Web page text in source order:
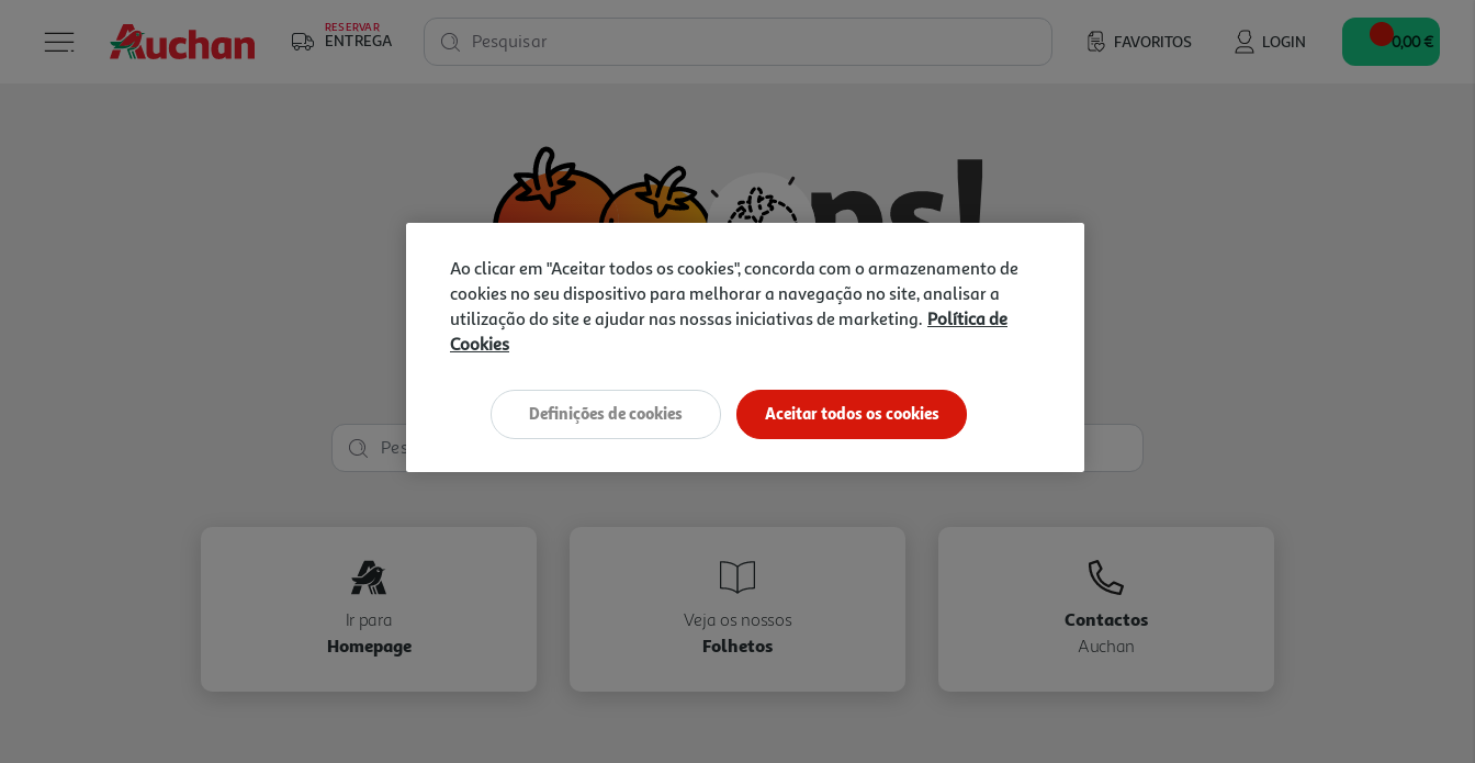
RESERVAR
ENTREGA FAVORITOS LOGIN
Pesquisar 0,00 €
Vamos tentar de novo?
Ir para
Homepage
Veja os nossos
Folhetos
Contactos
Auchan
Ao clicar em "Aceitar todos os cookies", concorda com o armazenamento de
cookies no seu dispositivo para melhorar a navegação no site, analisar a
utilização do site e ajudar nas nossas iniciativas de marketing. Política de
Cookies
Aceitar todos os cookies
Definições de cookies